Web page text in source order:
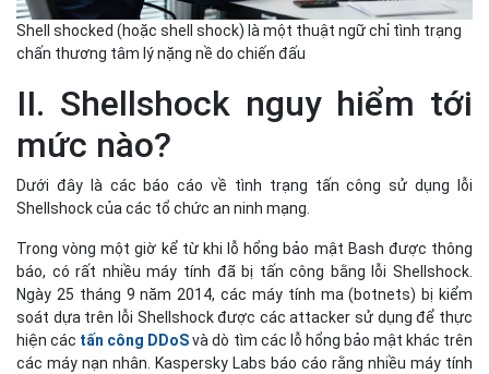
Shell shocked (hoặc shell shock) là một thuật ngữ chỉ tình trạng
chấn thương tâm lý nặng nề do chiến đấu
II. Shellshock nguy hiểm tới
mức nào?
Dưới đây là các báo cáo về tình trạng tấn công sử dụng lỗi
Shellshock của các tổ chức an ninh mạng.
Trong vòng một giờ kể từ khi lỗ hổng bảo mật Bash được thông
báo, có rất nhiều máy tính đã bị tấn công bằng lỗi Shellshock.
Ngày 25 tháng 9 năm 2014, các máy tính ma (botnets) bị kiểm
soát dựa trên lỗi Shellshock được các attacker sử dụng để thực
hiện các tấn công DDoSvà dò tìm các lỗ hổng bảo mật khác trên
các máy nạn nhân. Kaspersky Labs báo cáo rằng nhiều máy tính